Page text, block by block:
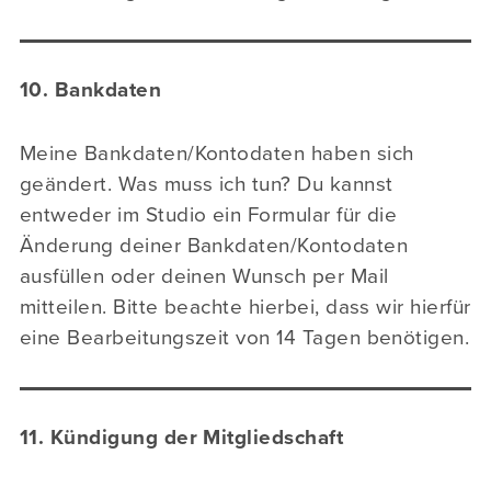
10. Bankdaten
Meine Bankdaten/Kontodaten haben sich
geändert. Was muss ich tun? Du kannst
entweder im Studio ein Formular für die
Änderung deiner Bankdaten/Kontodaten
ausfüllen oder deinen Wunsch per Mail
mitteilen. Bitte beachte hierbei, dass wir hierfür
eine Bearbeitungszeit von 14 Tagen benötigen.
11. Kündigung der Mitgliedschaft